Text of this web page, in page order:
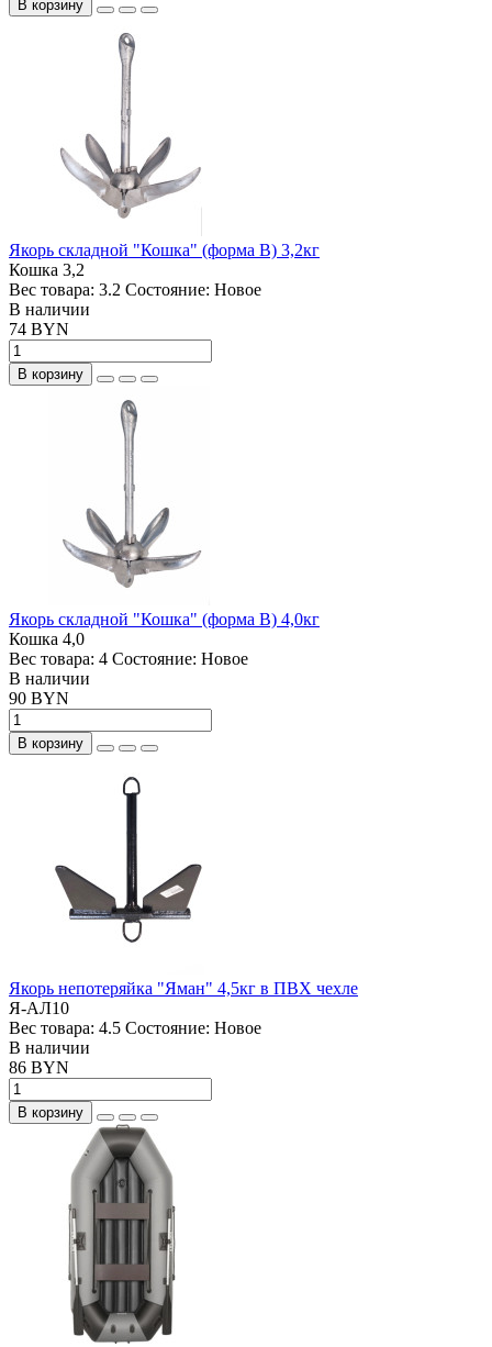
В корзину
Якорь складной "Кошка" (форма В) 3,2кг
Кошка 3,2
Вес товара: 3.2 Состояние: Новое
В наличии
74 BYN
В корзину
Якорь складной "Кошка" (форма В) 4,0кг
Кошка 4,0
Вес товара: 4 Состояние: Новое
В наличии
90 BYN
В корзину
Якорь непотеряйка "Яман" 4,5кг в ПВХ чехле
Я-АЛ10
Вес товара: 4.5 Состояние: Новое
В наличии
86 BYN
В корзину